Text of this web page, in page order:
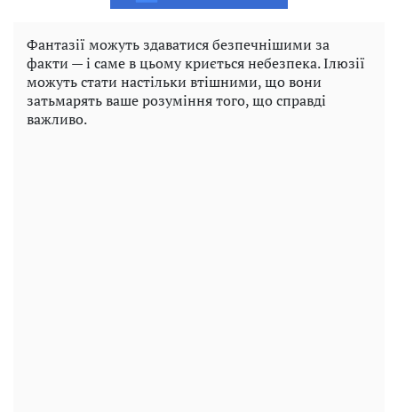
Фантазії можуть здаватися безпечнішими за
факти — і саме в цьому криється небезпека. Ілюзії
можуть стати настільки втішними, що вони
затьмарять ваше розуміння того, що справді
важливо.